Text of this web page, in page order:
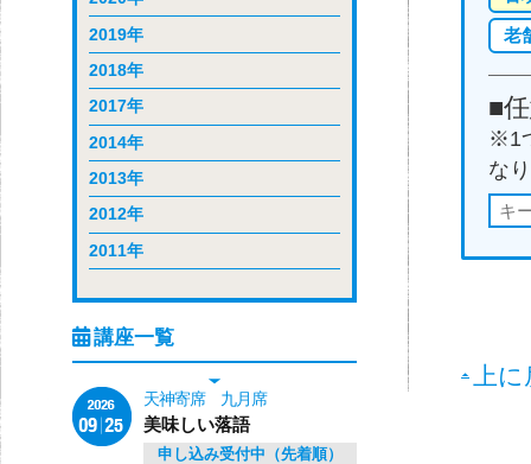
老
■
※1
な
上
2019年
2018年
2017年
2014年
2013年
2012年
2011年
天神寄席 九月席
美味しい落語
申し込み受付中（先着順）